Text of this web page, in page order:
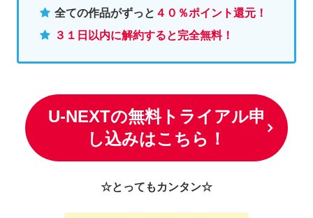
全ての作品がずっと ４０％ポイント還元！
３１日以内に解約すると完全無料！
U-NEXTの無料トライアル申
し込みはこちら！
☆とってもカンタン☆